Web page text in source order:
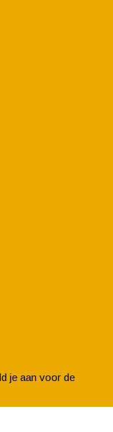
je aan voor de